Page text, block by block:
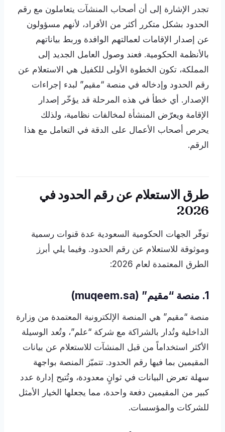
تجدر الإشارة إلى أن أصحاب المنشآت يتعاملون مع رقم
الحدود بشكل متكرر أكثر من الأفراد، لأنهم مسؤولون
عن إصدار الإقامات لعمالتهم الوافدة وربط بياناتهم
بالأنظمة الحكومية. فعند وصول العامل الجديد إلى
المملكة، تكون الخطوة الأولى للكفيل هي الاستعلام عن
رقم الحدود وإدخاله في منصة “مقيم” لبدء إجراءات
الإصدار. أي خطأ في هذه المرحلة قد يؤخّر إصدار
الإقامة ويعرّض المنشأة لمخالفات نظامية، ولذلك
يحرص أصحاب الأعمال على الدقة في التعامل مع هذا
الرقم.
طرق الاستعلام عن رقم الحدود في
2026
توفّر الجهات الحكومية السعودية عدة قنوات رسمية
وموثوقة للاستعلام عن رقم الحدود. وفيما يلي أبرز
الطرق المعتمدة لعام 2026:
1. منصة “مقيم” (muqeem.sa)
منصة “مقيم” هي المنصة الإلكترونية المعتمدة من وزارة
الداخلية وتُدار بالشراكة مع شركة “علم”، وتُعد الوسيلة
الأكثر استخداماً من قبل المنشآت للاستعلام عن بيانات
المقيمين بما فيها رقم الحدود. تتميّز المنصة بواجهة
سهلة تعرض البيانات في ثوانٍ معدودة، وتُتيح إدارة عدد
كبير من المقيمين دفعة واحدة، مما يجعلها الخيار الأمثل
للشركات والمؤسسات.